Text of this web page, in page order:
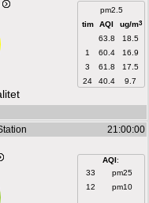
pm2.5
tim
AQI ug/m3
63.8
18.5
1
60.4
16.9
3
61.8
17.5
24
40.4 9.7
21:00:00
AQI:
33
pm25
12
pm10